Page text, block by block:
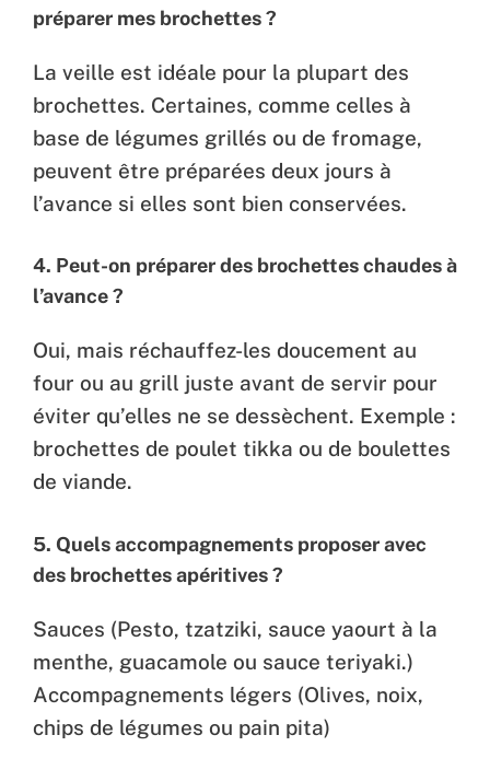
préparer mes brochettes ?
La veille est idéale pour la plupart des
brochettes. Certaines, comme celles à
base de légumes grillés ou de fromage,
peuvent être préparées deux jours à
l’avance si elles sont bien conservées.
4. Peut-on préparer des brochettes chaudes à
l’avance ?
Oui, mais réchauffez-les doucement au
four ou au grill juste avant de servir pour
éviter qu’elles ne se dessèchent. Exemple :
brochettes de poulet tikka ou de boulettes
de viande.
5. Quels accompagnements proposer avec
des brochettes apéritives ?
Sauces (Pesto, tzatziki, sauce yaourt à la
menthe, guacamole ou sauce teriyaki.)
Accompagnements légers (Olives, noix,
chips de légumes ou pain pita)